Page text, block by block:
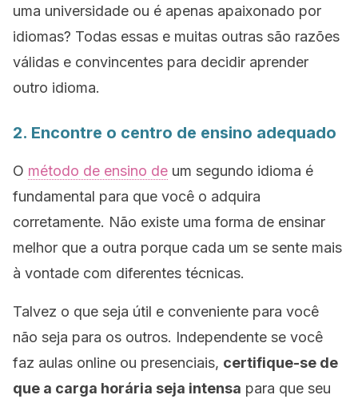
uma universidade ou é apenas apaixonado por
idiomas? Todas essas e muitas outras são razões
válidas e convincentes para decidir aprender
outro idioma.
2. Encontre o centro de ensino adequado
O método de ensino de um segundo idioma é
fundamental para que você o adquira
corretamente. Não existe uma forma de ensinar
melhor que a outra porque cada um se sente mais
à vontade com diferentes técnicas.
Talvez o que seja útil e conveniente para você
não seja para os outros. Independente se você
faz aulas online ou presenciais, certifique-se de
que a carga horária seja intensa para que seu